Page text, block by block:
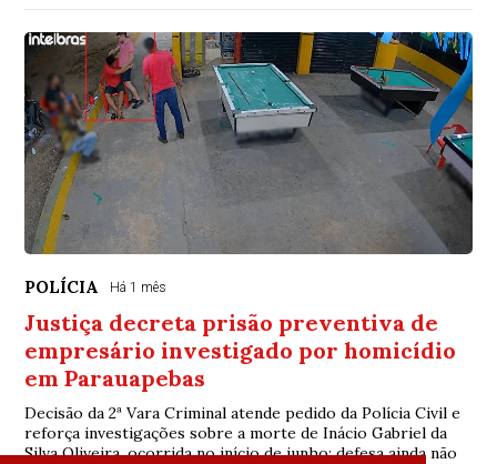
POLÍCIA Há 1 mês
Justiça decreta prisão preventiva de
empresário investigado por homicídio
em Parauapebas
Decisão da 2ª Vara Criminal atende pedido da Polícia Civil e
reforça investigações sobre a morte de Inácio Gabriel da
Silva Oliveira, ocorrida no início de junho; defesa ainda não